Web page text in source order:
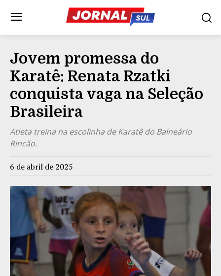
Jovem promessa do
Karatê: Renata Rzatki
conquista vaga na Seleção
Brasileira
Atleta treina na escolinha de Karatê do Balneário
Rincão.
6 de abril de 2025